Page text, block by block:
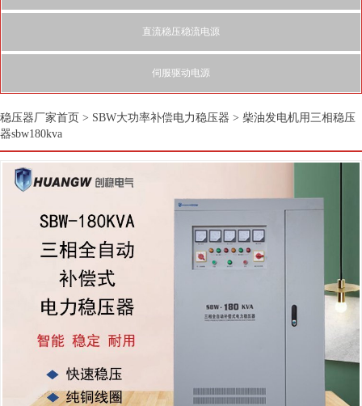
直流稳压稳流电源
伺服驱动电源
稳压器厂家首页 > SBW大功率补偿电力稳压器 > 柴油发电机用三相稳压
器sbw180kva